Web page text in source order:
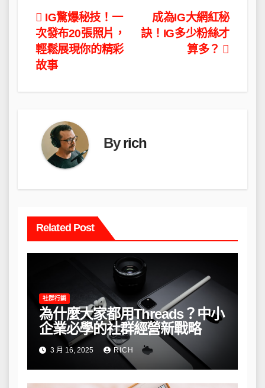
文
章
導
覽
成為IG大網紅秘
訣！IG多少粉絲才
算多？
IG驚爆秘技！一
次發布20張照片，
輕鬆展現你的精彩
故事
Byrich
Related Post
社群行銷
為什麼大家都用Threads？中小
企業必學的社群經營新戰略
3 月 16, 2025 RICH